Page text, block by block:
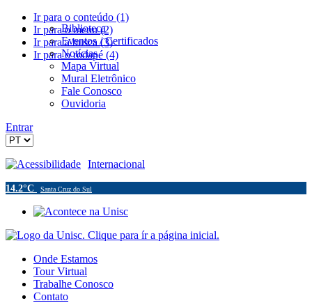
Ir para o conteúdo (1)
Ir para o menu (2)
Ir para a busca (3)
Ir para o rodapé (4)
Biblioteca
Eventos / Certificados
Notícias
Mapa Virtual
Mural Eletrônico
Fale Conosco
Ouvidoria
Entrar
Acessibilidade Internacional
14.2°C Santa Cruz do Sul
Onde Estamos
Tour Virtual
Trabalhe Conosco
Contato